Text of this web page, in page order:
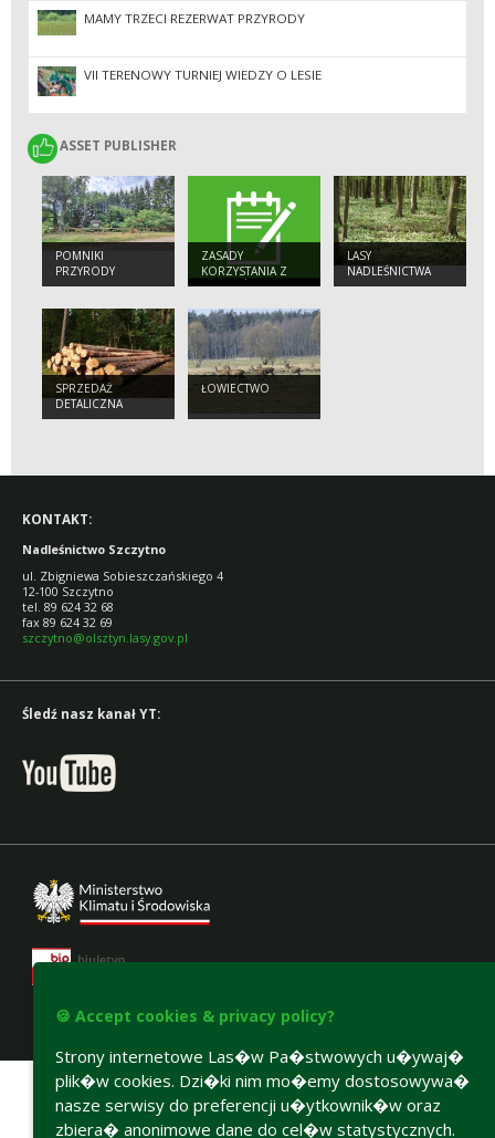
MAMY TRZECI REZERWAT PRZYRODY
VII TERENOWY TURNIEJ WIEDZY O LESIE
ASSET PUBLISHER
ASSET PUBLISHER
POMNIKI
PRZYRODY
ZASADY
KORZYSTANIA Z
OBIEKTÓW
LASY
NADLEŚNICTWA
SPRZEDAŻ
DETALICZNA
ŁOWIECTWO
KONTAKT:
Nadleśnictwo Szczytno
ul. Zbigniewa Sobieszczańskiego 4
12-100 Szczytno
tel. 89 624 32 68
fax 89 624 32 69
szczytno@olsztyn.lasy.gov.pl
Śledź nasz kanał YT:
🍪 Accept cookies & privacy policy?
Strony internetowe Las�w Pa�stwowych u�ywaj�
plik�w cookies. Dzi�ki nim mo�emy dostosowywa�
nasze serwisy do preferencji u�ytkownik�w oraz
zbiera� anonimowe dane do cel�w statystycznych.